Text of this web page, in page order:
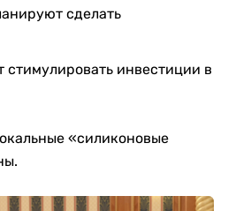
сделать
стимулировать инвестиции в
«силиконовые